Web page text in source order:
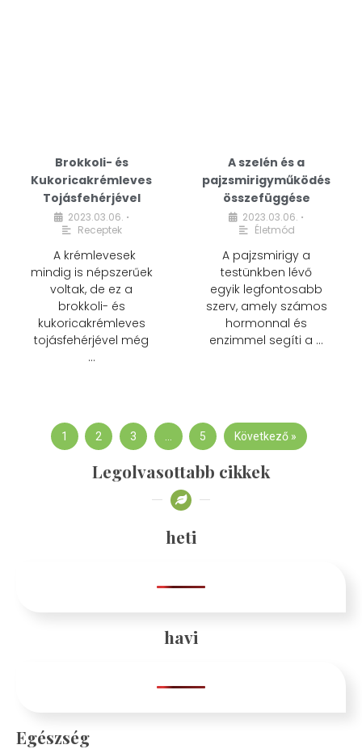
Brokkoli- és
Kukoricakrémleves
Tojásfehérjével
2023.03.06. •
Receptek
A krémlevesek
mindig is népszerűek
voltak, de ez a
brokkoli- és
kukoricakrémleves
tojásfehérjével még
…
A szelén és a
pajzsmirigyműködés
összefüggése
2023.03.06. •
Életmód
A pajzsmirigy a
testünkben lévő
egyik legfontosabb
szerv, amely számos
hormonnal és
enzimmel segíti a …
1 2 3 … 5 Következő »
Legolvasottabb cikkek
heti
havi
Egészség